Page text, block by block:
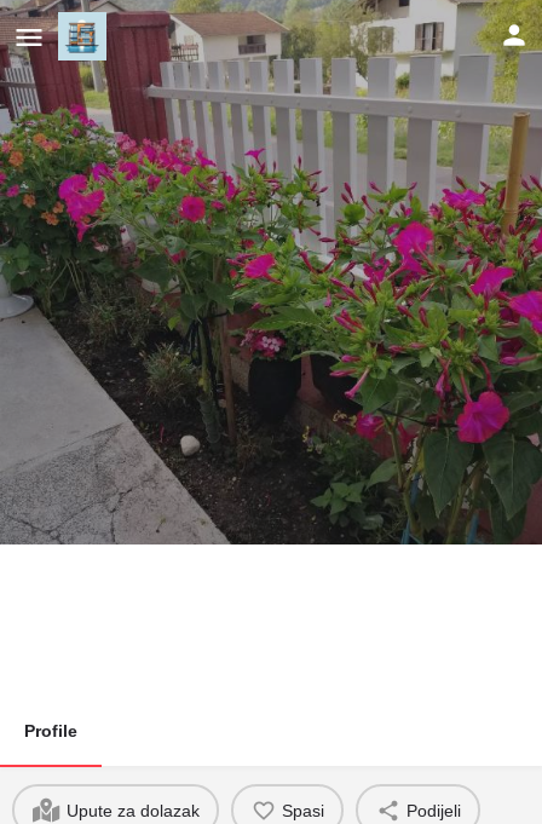
Apartment Barbara
Cijena (po danu)
88KM
Profile
Upute za dolazak Spasi Podijeli